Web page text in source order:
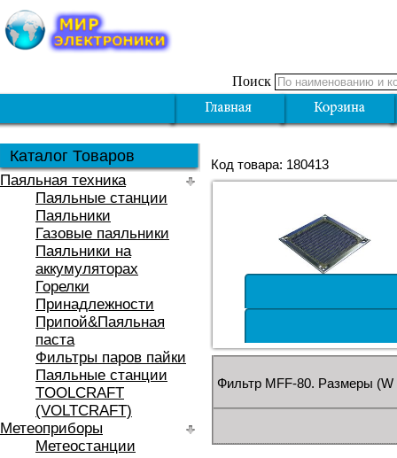
Поиск
Каталог Товаров
Паяльная техника
Паяльные станции
Паяльники
Газовые паяльники
Паяльники на
аккумуляторах
Горелки
Принадлежности
Припой&Паяльная
паста
Фильтры паров пайки
Паяльные станции
TOOLCRAFT
(VOLTCRAFT)
Метеоприборы
Метеостанции
Код товара: 180413
Фильтр MFF-80. Размеры